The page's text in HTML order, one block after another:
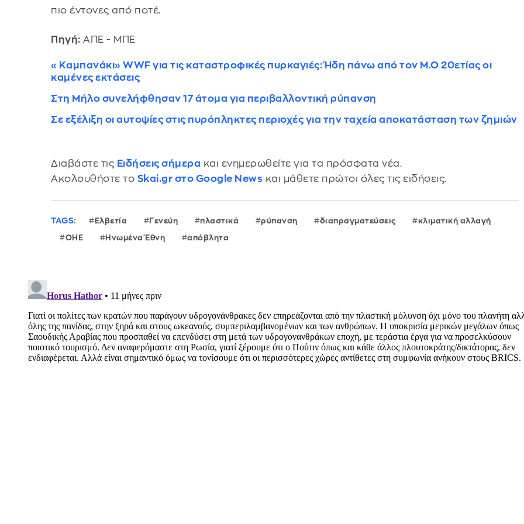
πιο έντονες από ποτέ.
Πηγή: ΑΠΕ - ΜΠΕ
«Καμπανάκι» WWF για τις καταστροφικές πυρκαγιές: Ήδη πάνω από τον Μ.Ο 20ετίας οι
καμένες εκτάσεις
Στη Μήλο συνελήφθησαν 17 άτομα για περιβαλλοντική ρύπανση
Σε εξέλιξη οι αυτοψίες στις πυρόπληκτες περιοχές για την ταχεία αποκατάσταση των ζημιών
Διαβάστε τις Ειδήσεις σήμερα και ενημερωθείτε για τα πρόσφατα νέα.
Ακολουθήστε το Skai.gr στο Google News και μάθετε πρώτοι όλες τις ειδήσεις.
TAGS: Ελβετία Γενεύη πλαστικά ρύπανση διαπραγματεύσεις κλιματική αλλαγή
ΟΗΕ Ηνωμένα Έθνη απόβλητα